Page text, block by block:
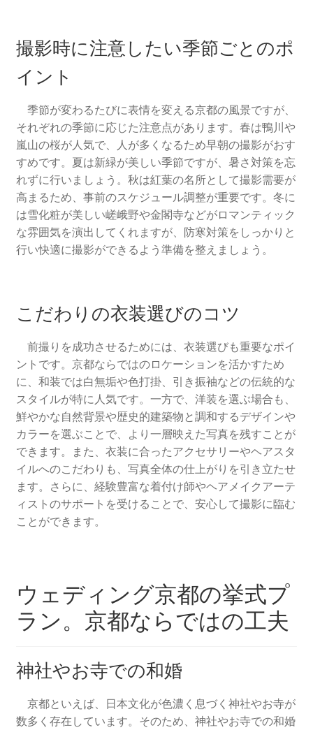
撮影時に注意したい季節ごとのポ
イント
季節が変わるたびに表情を変える京都の風景ですが、
それぞれの季節に応じた注意点があります。春は鴨川や
嵐山の桜が人気で、人が多くなるため早朝の撮影がおす
すめです。夏は新緑が美しい季節ですが、暑さ対策を忘
れずに行いましょう。秋は紅葉の名所として撮影需要が
高まるため、事前のスケジュール調整が重要です。冬に
は雪化粧が美しい嵯峨野や金閣寺などがロマンティック
な雰囲気を演出してくれますが、防寒対策をしっかりと
行い快適に撮影ができるよう準備を整えましょう。
こだわりの衣装選びのコツ
前撮りを成功させるためには、衣装選びも重要なポイ
ントです。京都ならではのロケーションを活かすため
に、和装では白無垢や色打掛、引き振袖などの伝統的な
スタイルが特に人気です。一方で、洋装を選ぶ場合も、
鮮やかな自然背景や歴史的建築物と調和するデザインや
カラーを選ぶことで、より一層映えた写真を残すことが
できます。また、衣装に合ったアクセサリーやヘアスタ
イルへのこだわりも、写真全体の仕上がりを引き立たせ
ます。さらに、経験豊富な着付け師やヘアメイクアーテ
ィストのサポートを受けることで、安心して撮影に臨む
ことができます。
ウェディング京都の挙式プ
ラン。京都ならではの工夫
神社やお寺での和婚
京都といえば、日本文化が色濃く息づく神社やお寺が
数多く存在しています。そのため、神社やお寺での和婚